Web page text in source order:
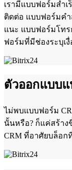
เรามีแบบฟอร์มสำ
ติดต่อ แบบฟอร์มค
แนะ แบบฟอร์มโท
ฟอร์มที่มีช่องระบุเ
ตัวออกแบบแ
ไม่พบแบบฟอร์ม
นั้นหรือ? ก็แค่สร้า
CRM ที่อาศัยบล็อก